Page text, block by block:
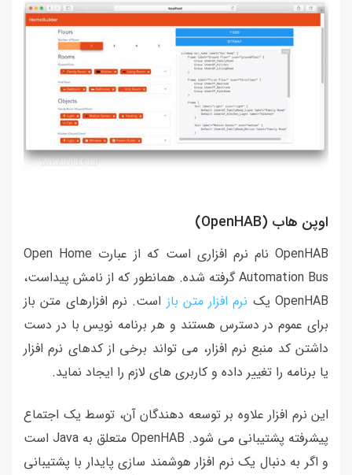
اوپن هاب (OpenHAB)
OpenHAB نام نرم افزاری است که از عبارت Open Home
Automation Bus گرفته شده. همانطور که از نامش پیداست،
OpenHAB یک
نرم افزار متن باز است. نرم افزارهای متن باز
برای عموم در دسترس هستند و هر برنامه نویس با در دست
داشتن کد منبع نرم افزار، می تواند برخی از کدهای نرم افزار
یا برنامه را تغییر داده و کاربری های لازم را ایجاد نماید.
این نرم افزار علاوه بر توسعه دهندگان آن، توسط یک اجتماع
پیشرفته پشتیبانی می شود. OpenHAB متعلق به Java است
و اگر به دنبال یک نرم افزار هوشمند سازی پایدار با پشتیبانی